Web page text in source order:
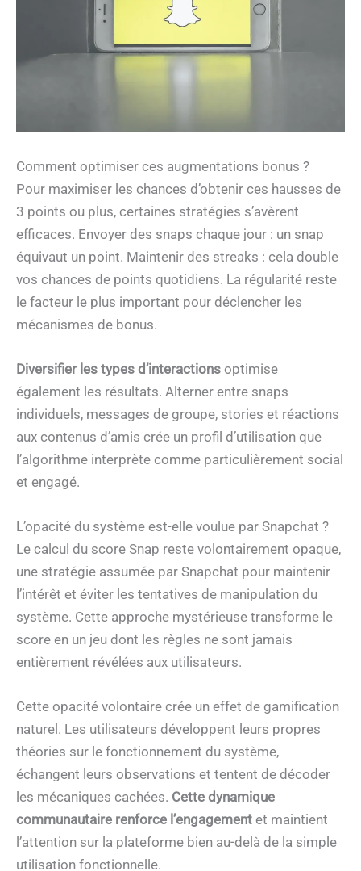
Comment optimiser ces augmentations bonus ?
Pour maximiser les chances d’obtenir ces hausses de
3 points ou plus, certaines stratégies s’avèrent
efficaces. Envoyer des snaps chaque jour : un snap
équivaut un point. Maintenir des streaks : cela double
vos chances de points quotidiens. La régularité reste
le facteur le plus important pour déclencher les
mécanismes de bonus.
Diversifier les types d’interactions optimise
également les résultats. Alterner entre snaps
individuels, messages de groupe, stories et réactions
aux contenus d’amis crée un profil d’utilisation que
l’algorithme interprète comme particulièrement social
et engagé.
L’opacité du système est-elle voulue par Snapchat ?
Le calcul du score Snap reste volontairement opaque,
une stratégie assumée par Snapchat pour maintenir
l’intérêt et éviter les tentatives de manipulation du
système. Cette approche mystérieuse transforme le
score en un jeu dont les règles ne sont jamais
entièrement révélées aux utilisateurs.
Cette opacité volontaire crée un effet de gamification
naturel. Les utilisateurs développent leurs propres
théories sur le fonctionnement du système,
échangent leurs observations et tentent de décoder
les mécaniques cachées. Cette dynamique
communautaire renforce l’engagement et maintient
l’attention sur la plateforme bien au-delà de la simple
utilisation fonctionnelle.